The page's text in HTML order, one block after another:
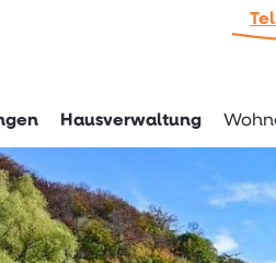
Hausverwaltung